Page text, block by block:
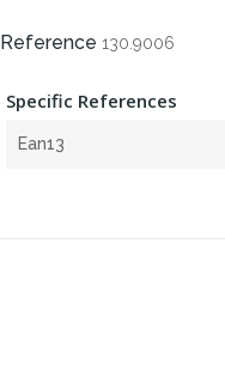
Reference 130.9006
Specific References
Ean13